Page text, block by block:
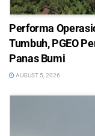
Performa
Tumbuh, PGEO
Panas Bumi
AUGUST 5, 2026